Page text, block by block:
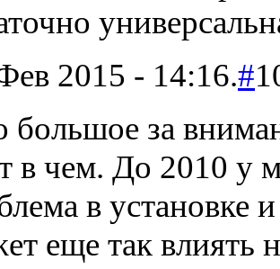
2015 - 14:16.#
большое за
в чем. До 2010 у
в установке
еще так влиять